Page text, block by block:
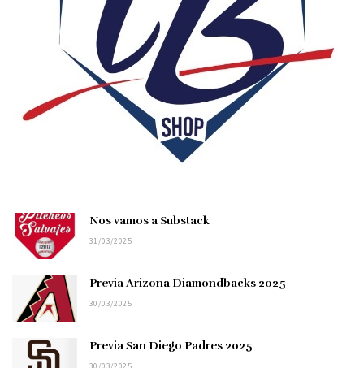
Nos vamos a Substack
31/03/2025
Previa Arizona Diamondbacks 2025
30/03/2025
Previa San Diego Padres 2025